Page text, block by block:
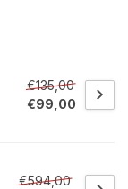
€135,00
€99,00
€594,00